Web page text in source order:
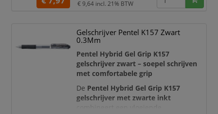
gelinkt droogt op met een opvallende
tekeningen en decoraties krachtig naar
voren op licht, gekleurd, gecoat en
fotografisch papier.
De set bevat de kleurenbrui
€ 9,64 incl. 21% BTW
Gelschrijver Pentel K157 Zwart
0.3Mm
Pentel Hybrid Gel Grip K157
gelschrijver zwart – soepel schrijven
met comfortabele grip
De Pentel Hybrid Gel Grip K157
gelschrijver met zwarte inkt